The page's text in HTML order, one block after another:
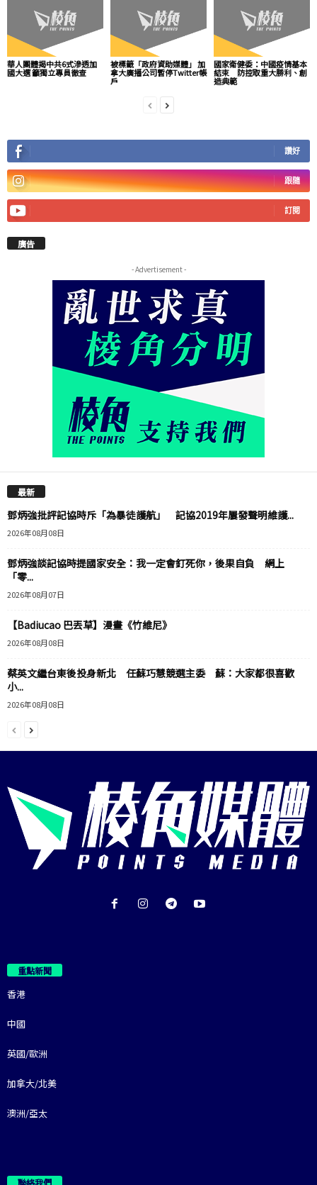
華人團體揭中共6式滲透加
國大選 籲獨立專員徹查
被標籤「政府資助媒體」 加
拿大廣播公司暫停Twitter帳
戶
國家衛健委：中國疫情基本
結束 防控取重大勝利、創
造典範
讚好
跟隨
訂閱
廣告
- Advertisement -
最新
鄧炳強批評記協時斥「為暴徒護航」 記協2019年屢發聲明維護...
2026年08月08日
鄧炳強談記協時提國家安全：我一定會釘死你，後果自負 網上
「零...
2026年08月07日
【Badiucao 巴丟草】漫畫《竹維尼》
2026年08月08日
蔡英文繼台東後投身新北 任蘇巧慧競選主委 蘇：大家都很喜歡
小...
2026年08月08日
重點新聞
香港
中國
英國/歐洲
加拿大/北美
澳洲/亞太
聯絡我們